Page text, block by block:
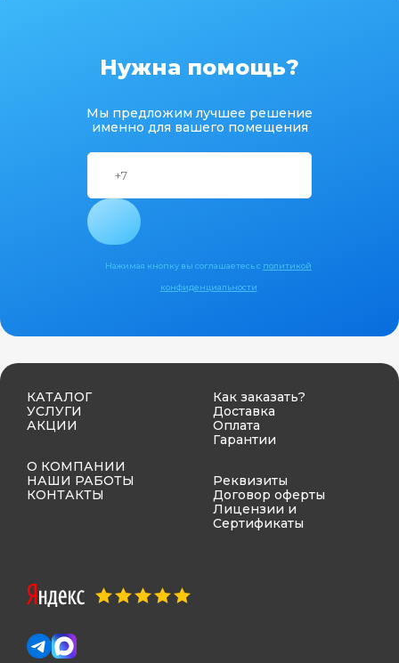
Нужна помощь?
Мы предложим лучшее решение
именно для вашего помещения
Нажимая кнопку вы соглашаетесь с политикой
конфиденциальности
КАТАЛОГ
УСЛУГИ
АКЦИИ
О КОМПАНИИ
НАШИ РАБОТЫ
КОНТАКТЫ
Как заказать?
Доставка
Оплата
Гарантии
Реквизиты
Договор оферты
Лицензии и
Сертификаты